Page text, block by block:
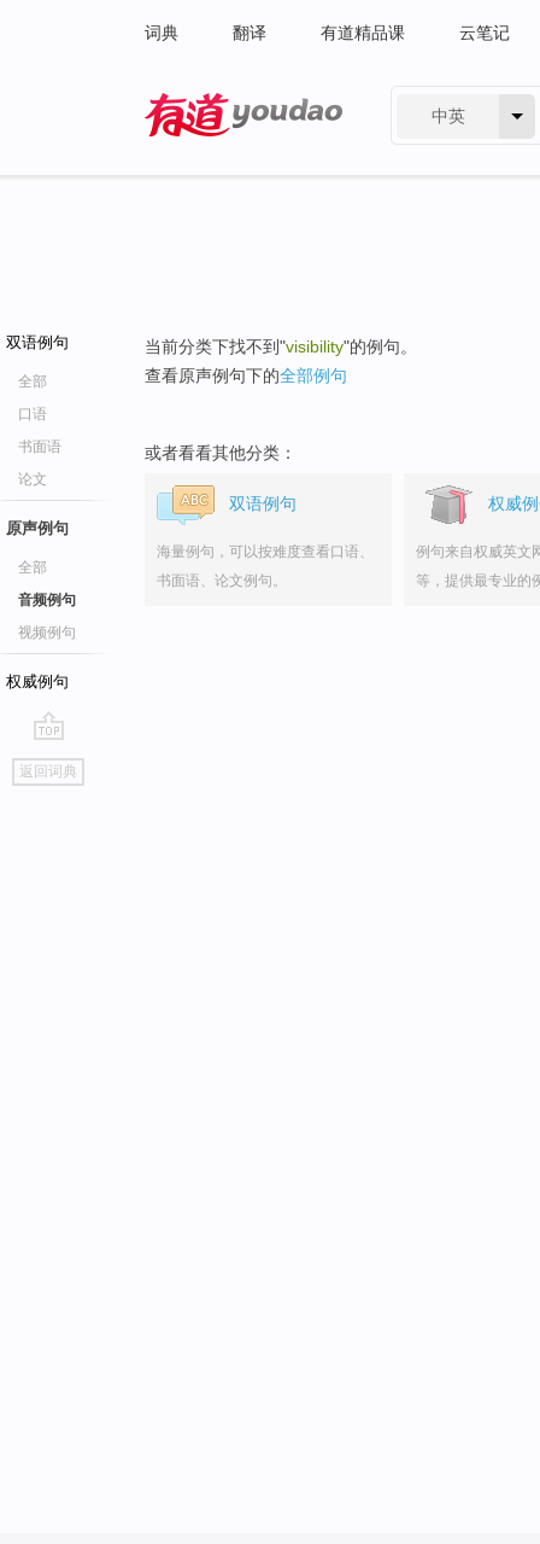
词典 翻译 有道精品课 云笔记
中英
双语例句
全部
口语
书面语
论文
原声例句
全部
音频例句
视频例句
权威例句
go
top
返回词典
当前分类下找不到"visibility"的例句。
查看原声例句下的全部例句
或者看看其他分类：
双语例句
海量例句，可以按难度查看口语、
书面语、论文例句。
权威
例句来自权威英文
等，提供最专业的